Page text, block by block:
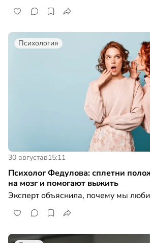
Психология
30 августав15:11
Психолог Федулова: сплетни
на мозг и помогают выжить
Эксперт объяснила, почему мы